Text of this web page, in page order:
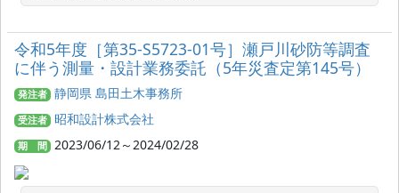
令和5年度［第35-S5723-01号］瀬戸川砂防等調査
に伴う測量・設計業務委託（5年災査定第145号）
発注者 静岡県 島田土木事務所
受注者 昭和設計株式会社
期 間 2023/06/12～2024/02/28